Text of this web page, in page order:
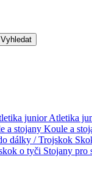
Vyhledat
Atletika
Koule a
Stojany pro